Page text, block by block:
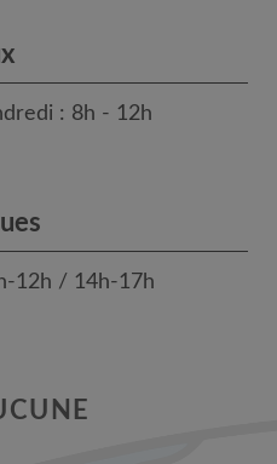
: 8h - 12h
12h / 14h-17h